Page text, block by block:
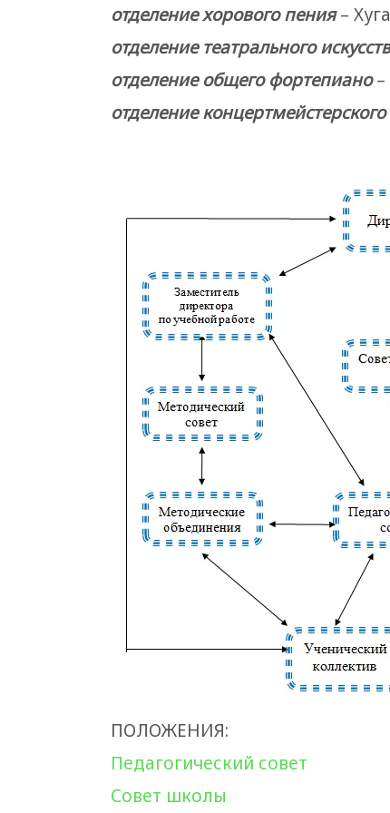
отделение хорового пения–
отделение театрального
отделение общего фортепиано–
отделение
ПОЛОЖЕНИЯ:
Педагогический совет
Совет школы